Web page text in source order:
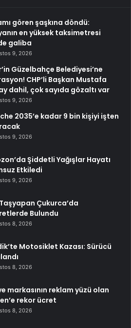
gören şaşkına döndü:
en yüksek taksimetresi
galiba
9, 2026
Güzelbahçe Belediyesi’ne
CHP’li Başkan Mustafa
dahil, çok sayıda gözaltı var
9, 2026
2035’e kadar 9 bin kişiyi işten
9, 2026
Şiddetli Yağışlar Hayatı
Etkiledi
9, 2026
Çukurca’da
Bulundu
8, 2026
Motosiklet Kazası: Sürücü
8, 2026
markasının reklam yüzü olan
rekor ücret
8, 2026